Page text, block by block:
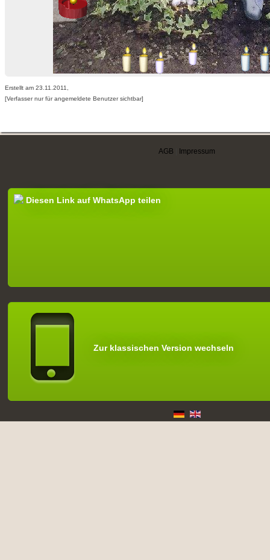
Erstellt am 23.11.2011,
[Verfasser nur für angemeldete Benutzer sichtbar]
AGB Impressum
Diesen Link auf WhatsApp teilen
Zur klassischen Version wechseln